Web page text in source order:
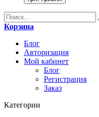
Корзина
Блог
Авторизация
Мой кабинет
Блог
Регистрация
Заказ
Категории